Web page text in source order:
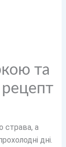
та
страва, а
дні.